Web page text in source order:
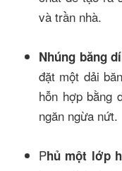
và trần nhà.
Nhúng băng
đặt một dải
hỗn hợp bằng
ngăn ngừa nứt.
Phủ một lớp